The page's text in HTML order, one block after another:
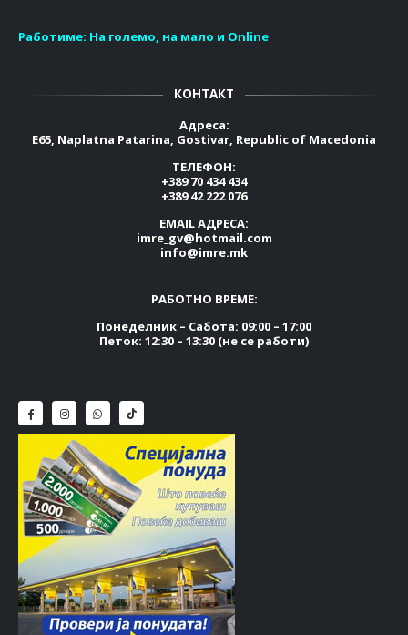
Работиме: На големо, на мало и Online
КОНТАКТ
Адреса:
E65, Naplatna Patarina, Gostivar, Republic of Macedonia
ТЕЛЕФОН:
+389 70 434 434
+389 42 222 076
EMAIL АДРЕСА:
imre_gv@hotmail.com
info@imre.mk
РАБОТНО ВРЕМЕ:
Понеделник – Сабота: 09:00 – 17:00
Петок: 12:30 – 13:30 (не се работи)